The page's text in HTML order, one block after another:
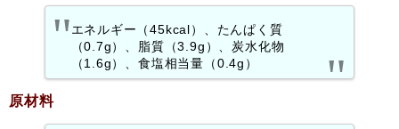
エネルギー（45kcal）、たんぱく質
（0.7g）、脂質（3.9g）、炭水化物
（1.6g）、食塩相当量（0.4g）
原材料